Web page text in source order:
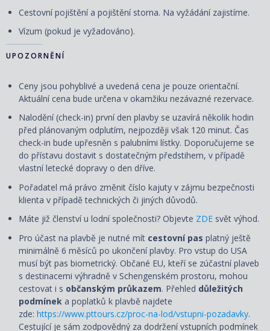
Cestovní pojištění a pojištění storna. Na vyžádání zajistíme.
Vízum (pokud je vyžadováno).
UPOZORNĚNÍ
Ceny jsou pohyblivé a uvedená cena je pouze orientační.
Aktuální cena bude určena v okamžiku nezávazné rezervace.
Nalodění (check-in) první den plavby se uzavírá několik hodin
před plánovaným odplutím, nejpozději však 120 minut. Čas
check-in bude upřesněn s palubními lístky. Doporučujeme se
do přístavu dostavit s dostatečným předstihem, v případě
vlastní letecké dopravy o den dříve.
Pořadatel má právo změnit číslo kajuty v zájmu bezpečnosti
klienta v případě technických či jiných důvodů.
Máte již členství u lodní společnosti? Objevte ZDE svět výhod.
Pro účast na plavbě je nutné mít cestovní pas platný ještě
minimálně 6 měsíců po ukončení plavby. Pro vstup do USA
musí být pas biometrický. Občané EU, kteří se zúčastní plaveb
s destinacemi výhradně v Schengenském prostoru, mohou
cestovat i s občanským průkazem. Přehled důležitých
podmínek a poplatků k plavbě najdete
zde: https://www.pttours.cz/proc-na-lod/vstupni-pozadavky.
Cestující je sám zodpovědný za dodržení vstupních podmínek